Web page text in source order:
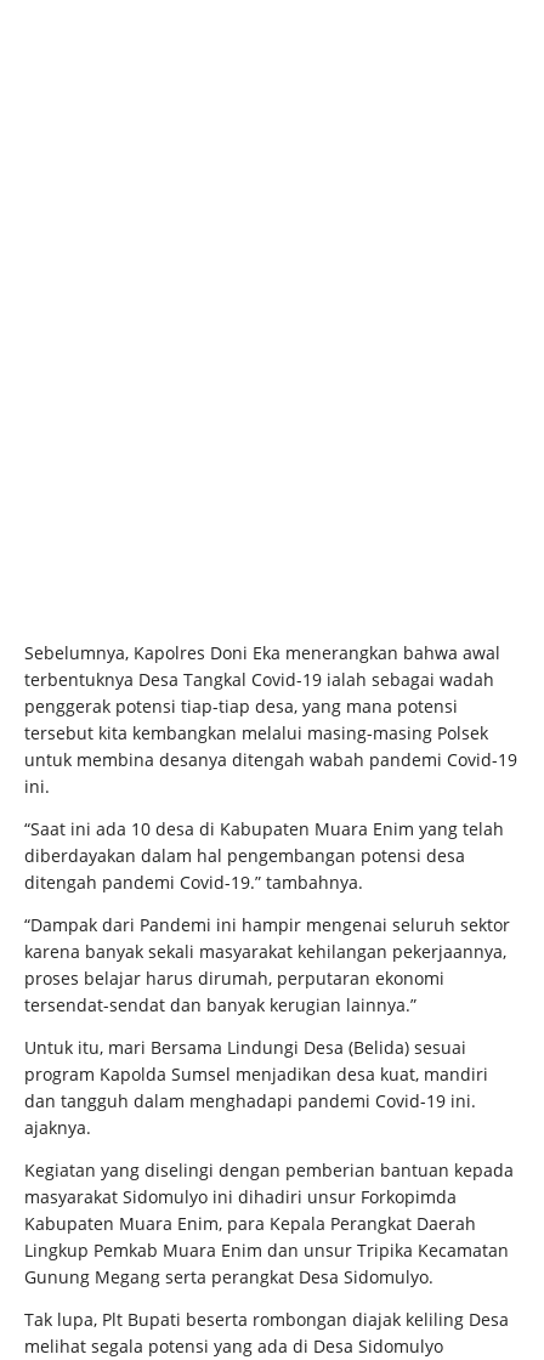
Sebelumnya, Kapolres Doni Eka menerangkan bahwa awal
terbentuknya Desa Tangkal Covid-19 ialah sebagai wadah
penggerak potensi tiap-tiap desa, yang mana potensi
tersebut kita kembangkan melalui masing-masing Polsek
untuk membina desanya ditengah wabah pandemi Covid-19
ini.
“Saat ini ada 10 desa di Kabupaten Muara Enim yang telah
diberdayakan dalam hal pengembangan potensi desa
ditengah pandemi Covid-19.” tambahnya.
“Dampak dari Pandemi ini hampir mengenai seluruh sektor
karena banyak sekali masyarakat kehilangan pekerjaannya,
proses belajar harus dirumah, perputaran ekonomi
tersendat-sendat dan banyak kerugian lainnya.”
Untuk itu, mari Bersama Lindungi Desa (Belida) sesuai
program Kapolda Sumsel menjadikan desa kuat, mandiri
dan tangguh dalam menghadapi pandemi Covid-19 ini.
ajaknya.
Kegiatan yang diselingi dengan pemberian bantuan kepada
masyarakat Sidomulyo ini dihadiri unsur Forkopimda
Kabupaten Muara Enim, para Kepala Perangkat Daerah
Lingkup Pemkab Muara Enim dan unsur Tripika Kecamatan
Gunung Megang serta perangkat Desa Sidomulyo.
Tak lupa, Plt Bupati beserta rombongan diajak keliling Desa
melihat segala potensi yang ada di Desa Sidomulyo